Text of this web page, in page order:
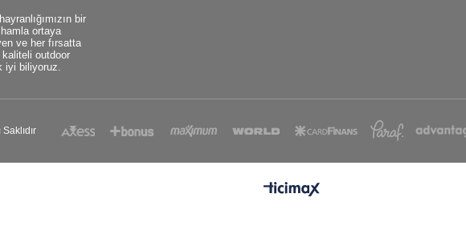
bir
ortaya
ve her fırsatta
outdoor
iyi biliyoruz.